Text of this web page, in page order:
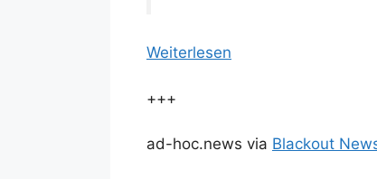
Weiterlesen
+++
ad-hoc.news via Blackout